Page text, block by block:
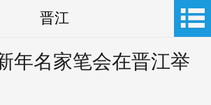
晋江
年名家笔会在晋江举